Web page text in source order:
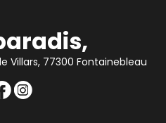
Villars, 77300 Fontainebleau